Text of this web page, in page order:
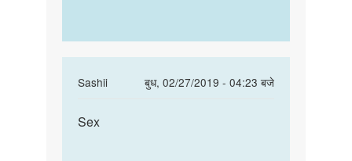
Sashii
बुध, 02/27/2019 - 04:23 बजे
In
Sex
Sex